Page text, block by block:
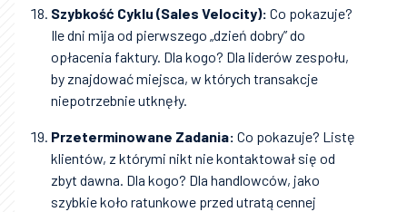
Szybkość Cyklu (Sales Velocity): Co pokazuje?
Ile dni mija od pierwszego „dzień dobry” do
opłacenia faktury. Dla kogo? Dla liderów zespołu,
by znajdować miejsca, w których transakcje
niepotrzebnie utknęły.
Przeterminowane Zadania: Co pokazuje? Listę
klientów, z którymi nikt nie kontaktował się od
zbyt dawna. Dla kogo? Dla handlowców, jako
szybkie koło ratunkowe przed utratą cennej